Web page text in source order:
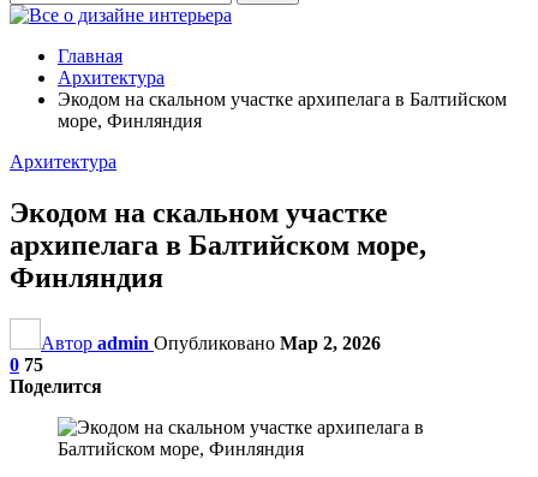
Главная
Архитектура
Экодом на скальном участке архипелага в Балтийском
море, Финляндия
Архитектура
Экодом на скальном участке
архипелага в Балтийском море,
Финляндия
Автор admin Опубликовано Мар 2, 2026
0 75
Поделится